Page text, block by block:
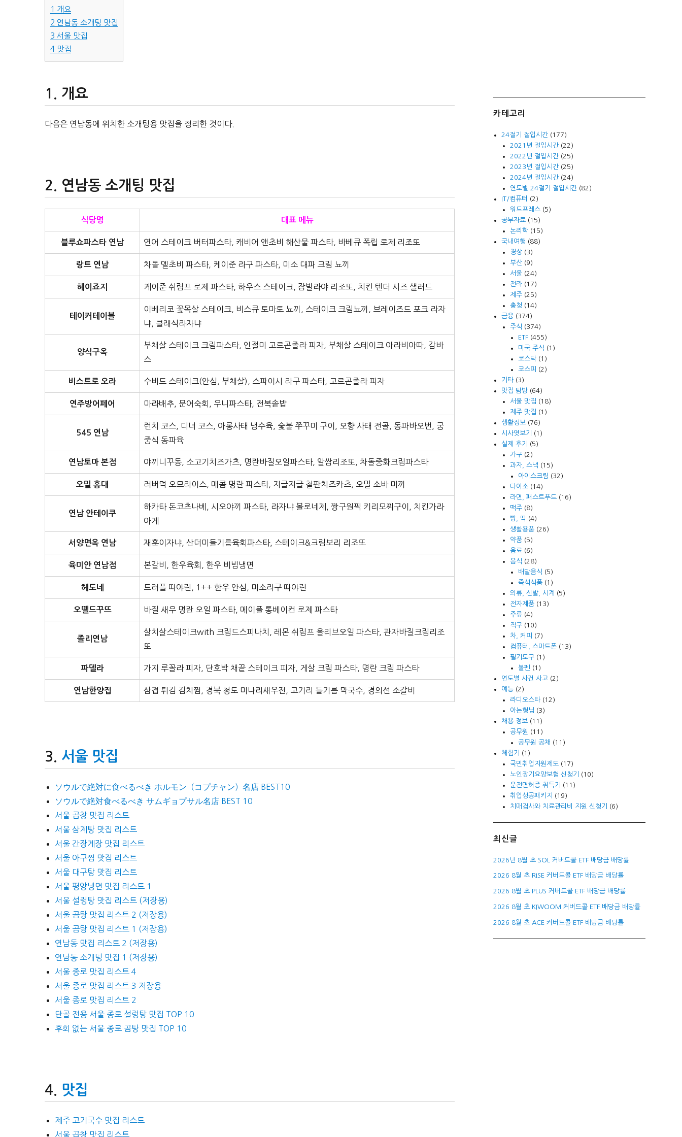
1 개요
2 연남동 소개팅 맛집
3 서울 맛집
4 맛집
개요
다음은 연남동에 위치한 소개팅용 맛집을 정리한 것이다.
연남동 소개팅 맛집
식당명 대표 메뉴
블루쇼파스타 연남 연어 스테이크 버터파스타, 캐비어 앤초비 해산물 파스타, 바베큐 폭립 로제 리조또
랑트 연남 차돌 멜초비 파스타, 케이준 라구 파스타, 미소 대파 크림 뇨끼
헤이죠지 케이준 쉬림프 로제 파스타, 하우스 스테이크, 잠발라야 리조또, 치킨 텐더 시즈 샐러드
테이커테이블
이베리코 꽃목살 스테이크, 비스큐 토마토 뇨끼, 스테이크 크림뇨끼, 브레이즈드 포크 라자
냐, 클래식라자냐
양식구옥
부채살 스테이크 크림파스타, 인절미 고르곤졸라 피자, 부채살 스테이크 아라비아따, 감바
스
비스트로 오라 수비드 스테이크(안심, 부채살), 스파이시 라구 파스타, 고르곤졸라 피자
연주방어페어 마라배추, 문어숙회, 우니파스타, 전복솥밥
545 연남
런치 코스, 디너 코스, 아롱사태 냉수육, 숯불 쭈꾸미 구이, 오향 사태 전골, 동파바오번, 궁
중식 동파육
연남토마 본점 야끼니꾸동, 소고기치즈가츠, 명란바질오일파스타, 알쌈리조또, 차돌중화크림파스타
오밀 홍대 러버덕 오므라이스, 매콤 명란 파스타, 지글지글 철판치즈카츠, 오밀 소바 마끼
연남 안테이쿠
하카타 돈코츠나베, 시오야끼 파스타, 라자냐 볼로네제, 짱구원픽 키리모찌구이, 치킨가라
아게
서양면옥 연남 재훈이자냐, 산더미들기름육회파스타, 스테이크&크림보리 리조또
육미안 연남점 본갈비, 한우육회, 한우 비빔냉면
헤도네 트러플 따야린, 1++ 한우 안심, 미소라구 따야린
오뗄드꾸뜨 바질 새우 명란 오일 파스타, 메이플 통베이컨 로제 파스타
졸리연남
살치살스테이크with 크림드스피나치, 레몬 쉬림프 올리브오일 파스타, 관자바질크림리조
또
파델라 가지 루꼴라 피자, 단호박 채끝 스테이크 피자, 게살 크림 파스타, 명란 크림 파스타
연남한양집 삼겹 튀김 김치찜, 경북 청도 미나리새우전, 고기리 들기름 막국수, 경의선 소갈비
서울 맛집
ソウルで絶対に食べるべき ホルモン（コプチャン）名店 BEST10
ソウルで絶対食べるべき サムギョプサル名店 BEST 10
서울 곱창 맛집 리스트
서울 삼계탕 맛집 리스트
서울 간장게장 맛집 리스트
서울 아구찜 맛집 리스트
서울 대구탕 맛집 리스트
서울 평양냉면 맛집 리스트 1
서울 설렁탕 맛집 리스트 (저장용)
서울 곰탕 맛집 리스트 2 (저장용)
서울 곰탕 맛집 리스트 1 (저장용)
연남동 맛집 리스트 2 (저장용)
연남동 소개팅 맛집 1 (저장용)
서울 종로 맛집 리스트 4
서울 종로 맛집 리스트 3 저장용
서울 종로 맛집 리스트 2
단골 전용 서울 종로 설렁탕 맛집 TOP 10
후회 없는 서울 종로 곰탕 맛집 TOP 10
맛집
제주 고기국수 맛집 리스트
서울 곱창 맛집 리스트
카테고리
24절기 절입시간 (177)
2021년 절입시간(22)
2022년 절입시간(25)
2023년 절입시간(25)
2024년 절입시간(24)
연도별 24절기 절입시간(82)
IT/컴퓨터
(2)
워드프레스(5)
공부자료 (15)
논리학(15)
국내여행 (88)
경상(3)
부산(9)
서울(24)
전라(17)
제주(25)
충청 (14)
금융 (374)
주식 (374)
ETF(455)
미국 주식 (1)
코스닥(1)
코스피
(2)
기타 (3)
맛집 탐방 (64)
서울 맛집 (18)
제주 맛집 (1)
생활정보 (76)
시사엿보기
(1)
실제 후기
(5)
가구(2)
과자, 스낵 (15)
아이스크림 (32)
다이소(14)
라면, 패스트푸드(16)
맥주(8)
빵, 떡 (4)
생활용품(26)
약품(5)
음료(6)
음식 (28)
배달음식 (5)
즉석식품(1)
의류, 신발, 시계
(5)
전자제품(13)
주류(4)
직구(10)
차, 커피
(7)
컴퓨터, 스마트폰(13)
필기도구(1)
볼펜 (1)
연도별 사건 사고 (2)
예능 (2)
라디오스타(12)
아는형님 (3)
채용 정보 (11)
공무원
(11)
공무원 공채 (11)
체험기
(1)
국민취업지원제도(17)
노인장기요양보험 신청기
(10)
운전면허증 취득기
(11)
취업성공패키지
(19)
치매검사와 치료관리비 지원 신청기
(6)
최신글
2026년 8월 초 SOL 커버드콜 ETF 배당금 배당률
2026 8월 초 RISE 커버드콜 ETF 배당금 배당률
2026 8월 초 PLUS 커버드콜 ETF 배당금 배당률
2026 8월 초 KIWOOM 커버드콜 ETF 배당금 배당률
2026 8월 초 ACE 커버드콜 ETF 배당금 배당률